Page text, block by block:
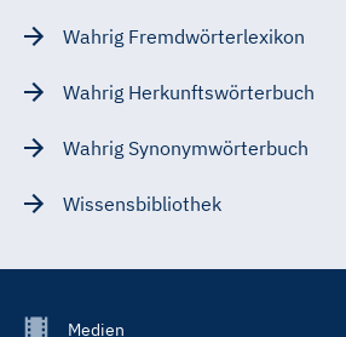
Wahrig Fremdwörterlexikon
Wahrig Herkunftswörterbuch
Wahrig Synonymwörterbuch
Wissensbibliothek
FooterMedien